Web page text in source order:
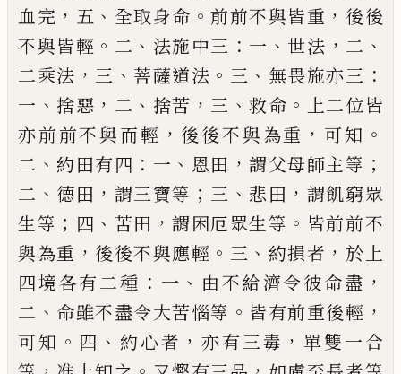
血完 ， 五 、 全取身命 。前前不與皆重 ， 後後
不與皆輕 。 二 、 法施中三 ： 一 、 世法 ， 二 、
二乘法 ， 三 、 菩薩道法 。 三 、 無畏施亦三 ：
一 、 捨惡 ， 二 、 捨苦 ， 三 、救命 。
上二位皆
亦前前不與而輕 ， 後後不與為重 ， 可知 。
二 、 約田有四 ： 一 、 恩田 ，謂父母師主等 ；
二 、 德田 ， 謂三寶等 ； 三 、 悲田 ， 謂飢窮眾
生等 ； 四 、 苦田 ，謂困厄眾生等 。 皆前前不
與為重 ， 後後不與應輕 。 三 、 約損者 ， 於 上
四境各有二種 ： 一 、 由不給濟令彼命盡 ，
二 、 命雖不盡令大苦惱等 。 皆有前重後輕 ，
可知 。 四 、 約心者 ，亦有三毒 ，單雙一合